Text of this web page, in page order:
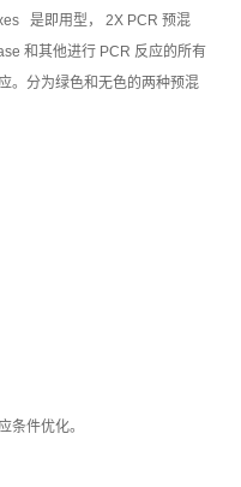
是即用型， 2X PCR 预混
和其他进行 PCR 反应的所有
。分为绿色和无色的两种预混
条件优化。